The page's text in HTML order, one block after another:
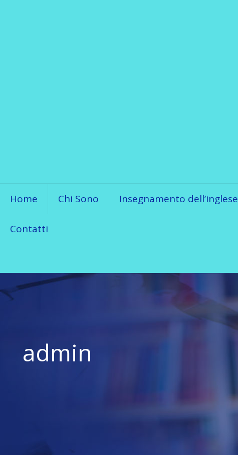
Home Chi Sono Insegnamento dell’inglese
Contatti
admin